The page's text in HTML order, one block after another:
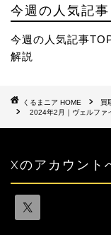
今週の人気記
今週の人気記事
解説
HOME 買
2024年2月｜ヴェルファ
Xのアカウント